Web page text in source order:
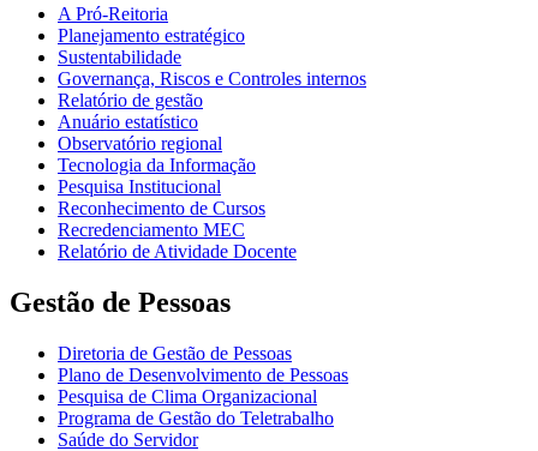
A Pró-Reitoria
Planejamento estratégico
Sustentabilidade
Governança, Riscos e Controles internos
Relatório de gestão
Anuário estatístico
Observatório regional
Tecnologia da Informação
Pesquisa Institucional
Reconhecimento de Cursos
Recredenciamento MEC
Relatório de Atividade Docente
Gestão de Pessoas
Diretoria de Gestão de Pessoas
Plano de Desenvolvimento de Pessoas
Pesquisa de Clima Organizacional
Programa de Gestão do Teletrabalho
Saúde do Servidor